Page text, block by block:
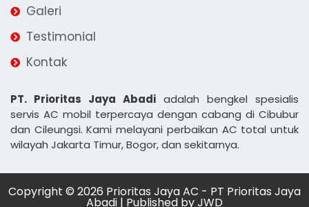
Galeri
Testimonial
Kontak
PT. Prioritas Jaya Abadi adalah bengkel spesialis
servis AC mobil terpercaya dengan cabang di Cibubur
dan Cileungsi. Kami melayani perbaikan AC total untuk
wilayah Jakarta Timur, Bogor, dan sekitarnya.
Copyright © 2026 Prioritas Jaya AC - PT Prioritas Jaya
Abadi | Published byJWD